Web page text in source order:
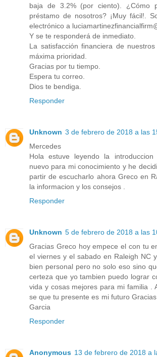
baja de 3.2% (por ciento). ¿Cómo
préstamo de nosotros? ¡Muy fácil!.
electrónico a
Y se te responderá de inmediato.
La satisfacción financiera de
máxima prioridad.
Gracias por tu tiempo.
Espera tu correo.
Dios te bendiga.
Responder
Unknown 3 de febrero de 2018 a las
Mercedes
Hola estuve leyendo la
nuevo para mi conocimiento y he
partir de escucharlo ahora Greco en
la informacion y los consejos .
Responder
Unknown 5 de febrero de 2018 a las
Gracias Greco hoy empece el con tu
el viernes y el sabado en Raleigh NC
bien personal pero no solo eso sino
certeza que yo tambien puedo lograr
vida y cosas mejores para mi familia .
se que tu presente es mi futuro
Garcia
Responder
Anonymous 13 de febrero de 2018 a